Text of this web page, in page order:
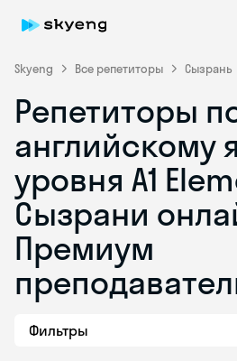
Skyeng Все репетиторы Сызрань
Репетиторы
английскому
уровня A1
Сызрани
Премиум
Фильтры
Skyeng Chat
online